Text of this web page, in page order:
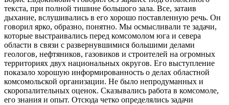
текста, при полной тишине большого зала. Все, затаив
дыхание, вслушивались в его хорошо поставленную речь. Он
говорил ярко, образно, понятно. Мы осмысливали те задачи,
которые выстраивались перед комсомолом юга и севера
области в связи с развернувшимися большими делами
геологов, нефтяников, газовиков и строителей на огромных
территориях двух национальных округов. Его выступление
показало хорошую информированность о делах областной
комсомольской организации. Не было непродуманных и
скоропалительных оценок. Сказывались работа в комсомоле,
его знания и опыт. Отсюда четко определялись задачи